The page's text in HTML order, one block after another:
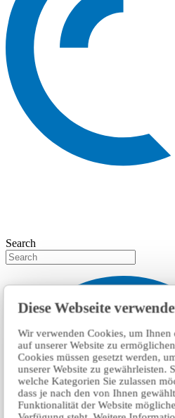
Diese Webseite
Wir verwenden Cookies, um Ihnen
auf unserer Website zu
Cookies müssen gesetzt werden,
unserer Website zu gewährleisten.
welche Kategorien Sie zulassen
dass je nach den von Ihnen
Funktionalität der Website
Search